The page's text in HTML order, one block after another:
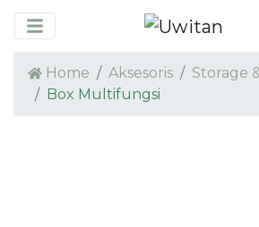
Home Aksesoris
Storage
Box Multifungsi